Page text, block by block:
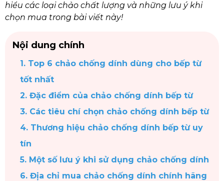
hiểu các loại chảo chất lượng và những lưu ý khi
chọn mua trong bài viết này!
Nội dung chính
1. Top 6 chảo chống dính dùng cho bếp từ
tốt nhất
2. Đặc điểm của chảo chống dính bếp từ
3. Các tiêu chí chọn chảo chống dính bếp từ
4. Thương hiệu chảo chống dính bếp từ uy
tín
5. Một số lưu ý khi sử dụng chảo chống dính
6. Địa chỉ mua chảo chống dính chính hãng